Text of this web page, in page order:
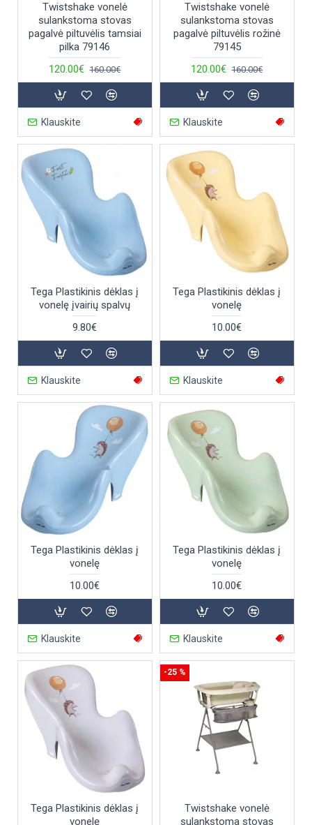
Twistshake vonelė
sulankstoma stovas
pagalvė piltuvėlis tamsiai
pilka 79146
120.00€ 160.00€
Klauskite
Twistshake vonelė
sulankstoma stovas
pagalvė piltuvėlis rožinė
79145
120.00€ 160.00€
Klauskite
Tega Plastikinis dėklas į
vonelę įvairių spalvų
9.80€
Klauskite
Tega Plastikinis dėklas į
vonelę
10.00€
Klauskite
Tega Plastikinis dėklas į
vonelę
10.00€
Klauskite
Tega Plastikinis dėklas į
vonelę
10.00€
Klauskite
Tega Plastikinis dėklas į
vonelę
-25 %
Twistshake vonelė
sulankstoma stovas